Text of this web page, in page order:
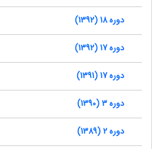
دوره 18 (1392)
دوره 17 (1392)
دوره 17 (1391)
دوره 3 (1390)
دوره 2 (1389)